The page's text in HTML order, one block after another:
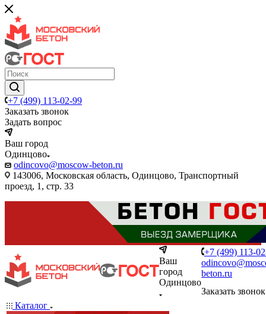
+7 (499) 113-02-99
Заказать звонок
Задать вопрос
Ваш город
Одинцово
odincovo@moscow-beton.ru
143006, Московская область, Одинцово, Транспортный
проезд, 1, стр. 33
Ваш
город
Одинцово
+7 (499) 113-
beton.ru
Заказать звонок
Каталог